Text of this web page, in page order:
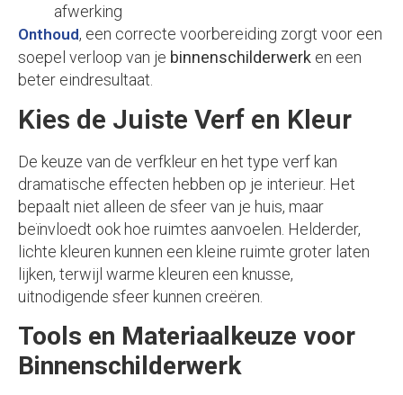
afwerking
Onthoud, een correcte voorbereiding zorgt voor een
soepel verloop van je binnenschilderwerk en een
beter eindresultaat.
Kies de Juiste Verf en Kleur
De keuze van de verfkleur en het type verf kan
dramatische effecten hebben op je interieur. Het
bepaalt niet alleen de sfeer van je huis, maar
beïnvloedt ook hoe ruimtes aanvoelen. Helderder,
lichte kleuren kunnen een kleine ruimte groter laten
lijken, terwijl warme kleuren een knusse,
uitnodigende sfeer kunnen creëren.
Tools en Materiaalkeuze voor
Binnenschilderwerk